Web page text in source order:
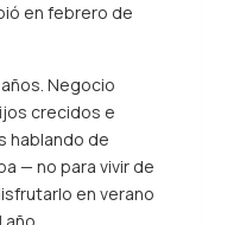
en febrero de
Negocio
crecidos e
hablando de
— no para vivir de
en verano